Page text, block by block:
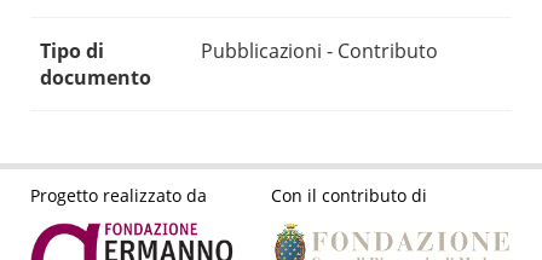
Tipo di
documento
Pubblicazioni - Contributo
Progetto realizzato da Con il contributo di